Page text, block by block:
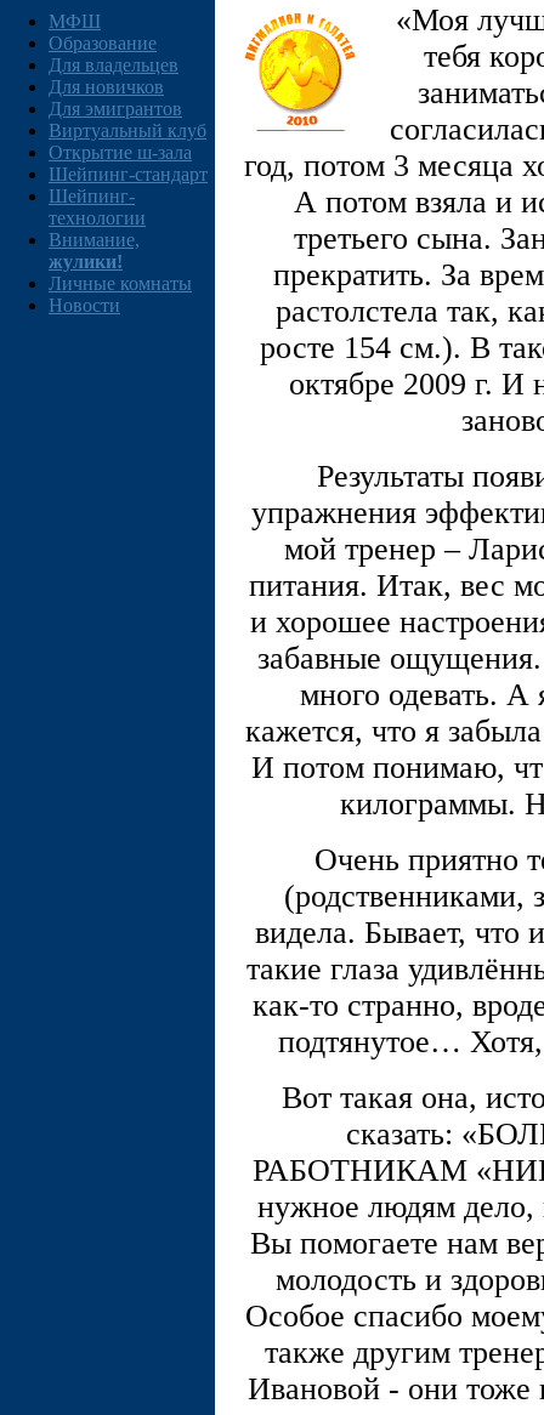
МФШ
Образование
Для владельцев
Для новичков
Для эмигрантов
Виртуальный клуб
Открытие ш-зала
Шейпинг-стандарт
Шейпинг-
технологии
Внимание,
жулики!
Личные комнаты
Новости
«Моя
тебя
год, потом 3 месяца
А потом взяла и
третьего сына.
прекратить. За
растолстела так,
росте 154 см.). В
октябре 2009 г. И
Результаты
упражнения
мой тренер –
питания. Итак, вес
и хорошее
забавные
много одевать.
кажется, что я
И потом понимаю,
килограммы.
Очень приятно
(родственниками,
видела. Бывает, что
такие глаза
как-то странно,
подтянутое…
Вот такая она,
сказать:
РАБОТНИКАМ
нужное людям дело,
Вы помогаете нам
молодость и
Особое спасибо
также другим
Ивановой - они тоже